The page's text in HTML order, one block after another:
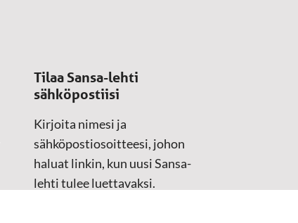
Tilaa Sansa-lehti
sähköpostiisi
Kirjoita nimesi ja
sähköpostiosoitteesi, johon
haluat linkin, kun uusi Sansa-
lehti tulee luettavaksi.